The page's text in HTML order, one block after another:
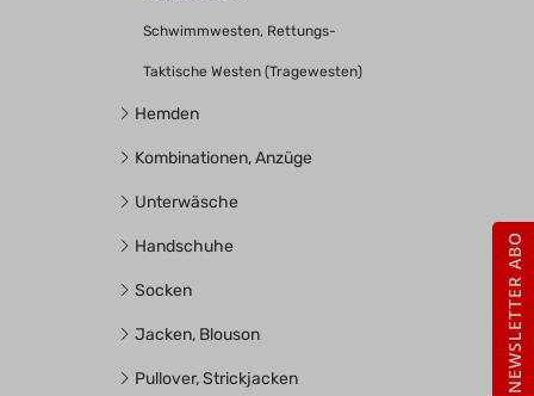
Schwimmwesten, Rettungs-
Taktische Westen (Tragewesten)
Hemden
Kombinationen, Anzüge
Unterwäsche
Handschuhe
Socken
Jacken, Blouson
Pullover, Strickjacken NEWSLETTER ABO